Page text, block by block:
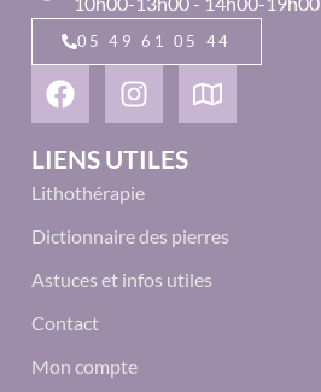
05 49 61 05 44
LIENS UTILES
Lithothérapie
Dictionnaire des pierres
Astuces et infos utiles
Contact
Mon compte